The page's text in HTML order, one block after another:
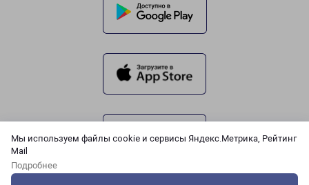
Мы используем файлы cookie и сервисы Яндекс.Метрика, Рейтинг
Mail
Подробнее